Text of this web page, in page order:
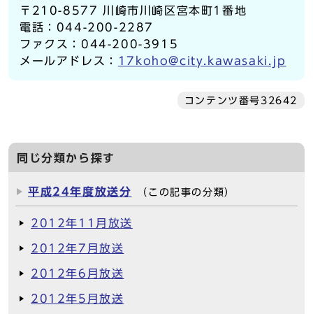
〒210-8577 川崎市川崎区宮本町1番地
電話：044-200-2287
ファクス：044-200-3915
メールアドレス：
17koho@city.kawasaki.jp
コンテンツ番号32642
同じ分類から探す
平成24年度放送分 （この記事の分類）
2012年11月放送
2012年7月放送
2012年6月放送
2012年5月放送